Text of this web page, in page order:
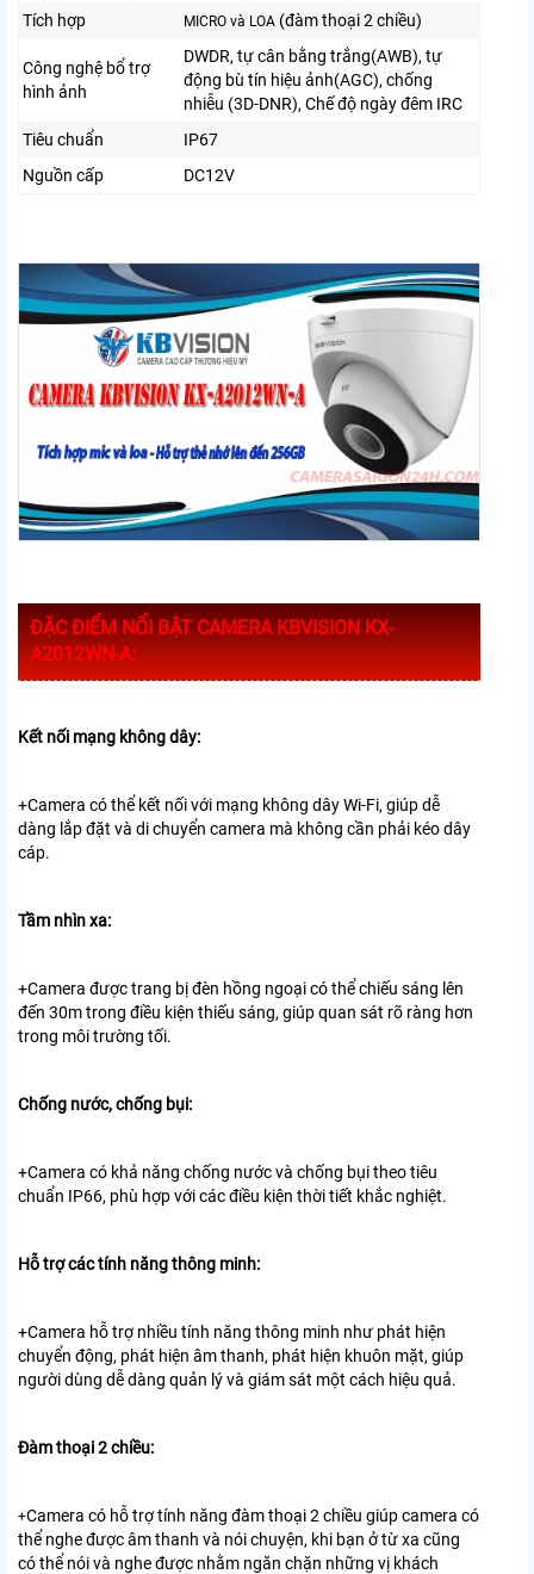
Tích hợp
MICRO và LOA (đàm thoại 2 chiều)
Công nghệ bổ trợ
hình ảnh
DWDR, tự cân bằng trắng(AWB), tự
động bù tín hiệu ảnh(AGC), chống
nhiễu (3D-DNR), Chế độ ngày đêm IRC
Tiêu chuẩn
IP67
Nguồn cấp
DC12V
ĐẶC ĐIỂM NỔI BẬT CAMERA KBVISION KX-
A2012WN-A:
Kết nối mạng không dây:
+Camera có thể kết nối với mạng không dây Wi-Fi, giúp dễ
dàng lắp đặt và di chuyển camera mà không cần phải kéo dây
cáp.
Tầm nhìn xa:
+Camera được trang bị đèn hồng ngoại có thể chiếu sáng lên
đến 30m trong điều kiện thiếu sáng, giúp quan sát rõ ràng hơn
trong môi trường tối.
Chống nước, chống bụi:
+Camera có khả năng chống nước và chống bụi theo tiêu
chuẩn IP66, phù hợp với các điều kiện thời tiết khắc nghiệt.
Hỗ trợ các tính năng thông minh:
+Camera hỗ trợ nhiều tính năng thông minh như phát hiện
chuyển động, phát hiện âm thanh, phát hiện khuôn mặt, giúp
người dùng dễ dàng quản lý và giám sát một cách hiệu quả.
Đàm thoại 2 chiều:
+Camera có hỗ trợ tính năng đàm thoại 2 chiều giúp camera có
thể nghe được âm thanh và nói chuyện, khi bạn ở từ xa cũng
có thể nói và nghe được nhằm ngăn chặn những vị khách